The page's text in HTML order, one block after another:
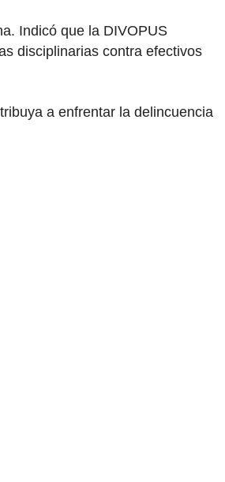
Indicó que la DIVOPUS
disciplinarias contra efectivos
a enfrentar la delincuencia